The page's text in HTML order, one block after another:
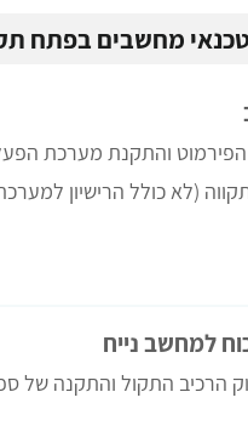
טכנאי מחשבים בפתח
והתקנת מערכת
(לא כולל הרישיון
למחשב נייח
הרכיב התקול והתקנה של